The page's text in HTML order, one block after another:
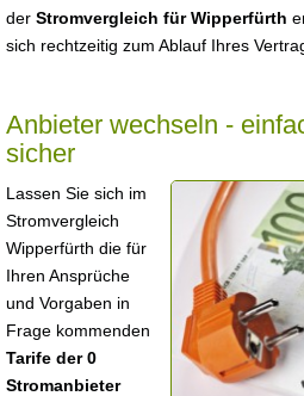
der Stromvergleich für Wipperfürth
sich rechtzeitig zum Ablauf Ihres
Anbieter wechseln -
sicher
Lassen Sie sich im
Stromvergleich
Wipperfürth die für
Ihren Ansprüche
und Vorgaben in
Frage kommenden
Tarife der 0
Stromanbieter